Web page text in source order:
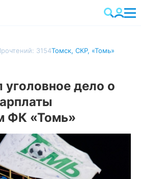
3154Томск, СКР, «Томь»
дело о
ФК «Томь»